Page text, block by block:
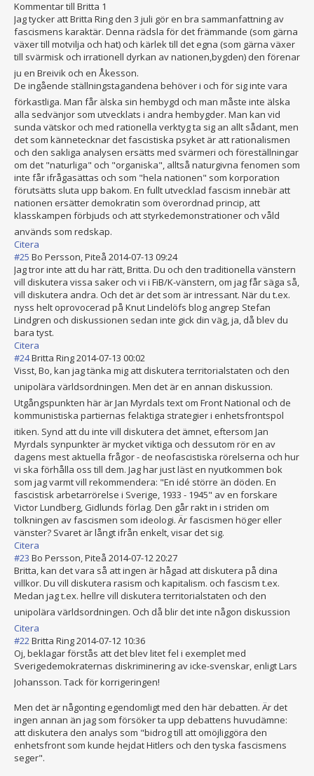
Kommentar till Britta 1
Jag tycker att Britta Ring den 3 juli gör en bra sammanfattning av
fascismens karaktär. Denna rädsla för det främmande (som gärna
växer till motvilja och hat) och kärlek till det egna (som gärna växer
till svärmisk och irrationell dyrkan av nationen,bygden) den förenar
ju en Breivik och en Åkesson.
De ingående ställningstagandena behöver i och för sig inte vara
förkastliga. Man får älska sin hembygd och man måste inte älska
alla sedvänjor som utvecklats i andra hembygder. Man kan vid
sunda vätskor och med rationella verktyg ta sig an allt sådant, men
det som kännetecknar det fascistiska psyket är att rationalismen
och den sakliga analysen ersätts med svärmeri och föreställningar
om det "naturliga" och "organiska", alltså naturgivna fenomen som
inte får ifrågasättas och som "hela nationen" som korporation
förutsätts sluta upp bakom. En fullt utvecklad fascism innebär att
nationen ersätter demokratin som överordnad princip, att
klasskampen förbjuds och att styrkedemonstrationer och våld
används som redskap.
Citera
#25 Bo Persson, Piteå 2014-07-13 09:24
Jag tror inte att du har rätt, Britta. Du och den traditionella vänstern
vill diskutera vissa saker och vi i FiB/K-vänstern, om jag får säga så,
vill diskutera andra. Och det är det som är intressant. När du t.ex.
nyss helt oprovocerad på Knut Lindelöfs blog angrep Stefan
Lindgren och diskussionen sedan inte gick din väg, ja, då blev du
bara tyst.
Citera
#24Britta Ring2014-07-13 00:02
Visst, Bo, kan jag tänka mig att diskutera territorialstaten och den
unipolära världsordningen. Men det är en annan diskussion.
Utgångspunkten här är Jan Myrdals text om Front National och de
kommunistiska partiernas felaktiga strategier i enhetsfrontspol
itiken. Synd att du inte vill diskutera det ämnet, eftersom Jan
Myrdals synpunkter är mycket viktiga och dessutom rör en av
dagens mest aktuella frågor - de neofascistiska rörelserna och hur
vi ska förhålla oss till dem. Jag har just läst en nyutkommen bok
som jag varmt vill rekommendera: "En idé större än döden. En
fascistisk arbetarrörelse i Sverige, 1933 - 1945" av en forskare
Victor Lundberg, Gidlunds förlag. Den går rakt in i striden om
tolkningen av fascismen som ideologi. Är fascismen höger eller
vänster? Svaret är långt ifrån enkelt, visar det sig.
Citera
#23 Bo Persson, Piteå 2014-07-12 20:27
Britta, kan det vara så att ingen är hågad att diskutera på dina
villkor. Du vill diskutera rasism och kapitalism. och fascism t.ex.
Medan jag t.ex. hellre vill diskutera territorialstaten och den
unipolära världsordningen. Och då blir det inte någon diskussion
Citera
#22Britta Ring2014-07-12 10:36
Oj, beklagar förstås att det blev litet fel i exemplet med
Sverigedemokraternas diskriminering av icke-svenskar, enligt Lars
Johansson. Tack för korrigeringen!
Men det är någonting egendomligt med den här debatten. Är det
ingen annan än jag som försöker ta upp debattens huvudämne:
att diskutera den analys som "bidrog till att omöjliggöra den
enhetsfront som kunde hejdat Hitlers och den tyska fascismens
seger".